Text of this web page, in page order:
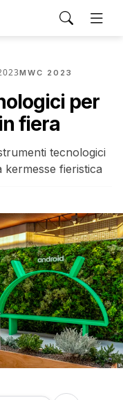
MWC 2023
per
fiera
tecnologici
fieristica